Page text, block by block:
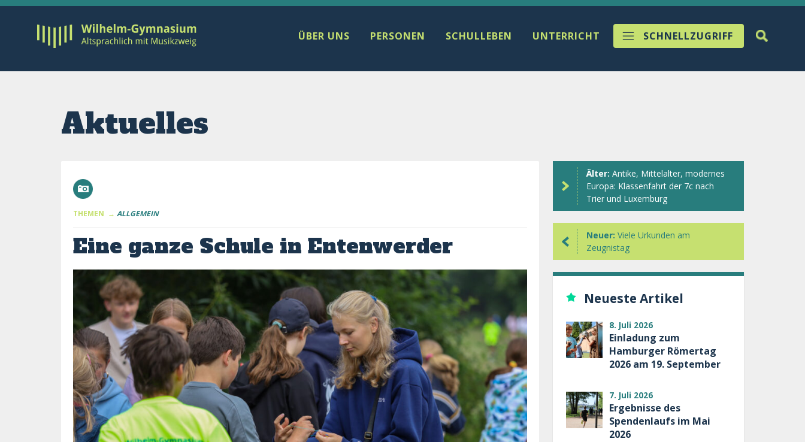
ÜBER UNS PERSONEN SCHULLEBEN UNTERRICHT SCHNELLZUGRIFF
Aktuelles
THEMEN → ALLGEMEIN
Eine ganze Schule in Entenwerder
Älter: Antike, Mittelalter, modernes
Europa: Klassenfahrt der 7c nach
Trier und Luxemburg
Neuer: Viele Urkunden am
Zeugnistag
Neueste Artikel
8. Juli 2026
Einladung zum
Hamburger Römertag
2026 am 19. September
7. Juli 2026
Ergebnisse des
Spendenlaufs im Mai
2026